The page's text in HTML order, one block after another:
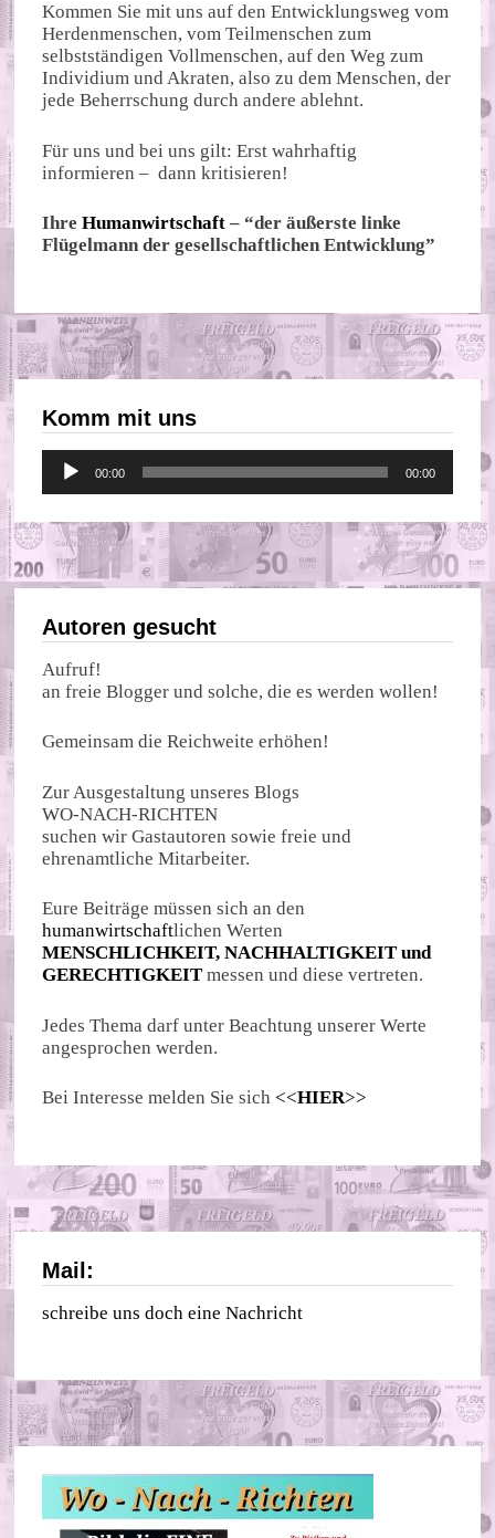
Kommen Sie mit uns auf den Entwicklungsweg vom
Herdenmenschen, vom Teilmenschen zum
selbstständigen Vollmenschen, auf den Weg zum
Individium und Akraten, also zu dem Menschen, der
jede Beherrschung durch andere ablehnt.
Für uns und bei uns gilt: Erst wahrhaftig
informieren – dann kritisieren!
IhreHumanwirtschaft – “der äußerste linke
Flügelmann der gesellschaftlichen Entwicklung”
Komm mit uns
Audio-
Player
00:00 00:00
Autoren gesucht
Aufruf!
an freie Blogger und solche, die es werden wollen!
Gemeinsam die Reichweite erhöhen!
Zur Ausgestaltung unseres Blogs
WO-NACH-RICHTEN
suchen wir Gastautoren sowie freie und
ehrenamtliche Mitarbeiter.
Eure Beiträge müssen sich an den
humanwirtschaftlichen Werten
MENSCHLICHKEIT, NACHHALTIGKEIT und
GERECHTIGKEIT messen und diese vertreten.
Jedes Thema darf unter Beachtung unserer Werte
angesprochen werden.
Bei Interesse melden Sie sich <<HIER>>
Mail:
schreibe uns doch eine Nachricht